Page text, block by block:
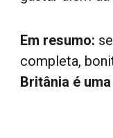
Em resumo:
completa,
Britânia é